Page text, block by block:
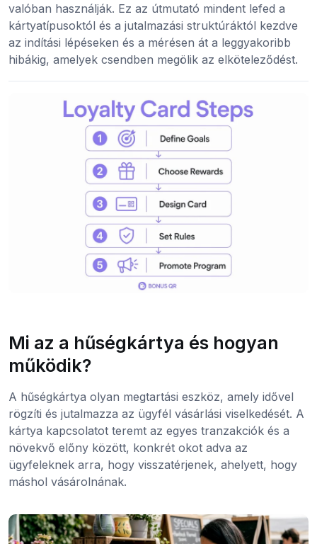
valóban használják. Ez az útmutató mindent lefed a
kártyatípusoktól és a jutalmazási struktúráktól kezdve
az indítási lépéseken és a mérésen át a leggyakoribb
hibákig, amelyek csendben megölik az elköteleződést.
Mi az a hűségkártya és hogyan
működik?
A hűségkártya olyan megtartási eszköz, amely idővel
rögzíti és jutalmazza az ügyfél vásárlási viselkedését. A
kártya kapcsolatot teremt az egyes tranzakciók és a
növekvő előny között, konkrét okot adva az
ügyfeleknek arra, hogy visszatérjenek, ahelyett, hogy
máshol vásárolnának.